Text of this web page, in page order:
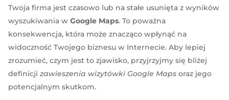
Twoja firma jest czasowo lub na stałe usunięta z wyników
wyszukiwania wGoogle Maps. To poważna
konsekwencja, która może znacząco wpłynąć na
widoczność Twojego biznesu w Internecie. Aby lepiej
zrozumieć, czym jest to zjawisko, przyjrzyjmy się bliżej
definicjizawieszenia wizytówki Google Maps oraz jego
potencjalnym skutkom.